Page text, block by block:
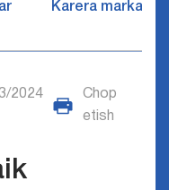
Karera markazi
2024
Chop
etish